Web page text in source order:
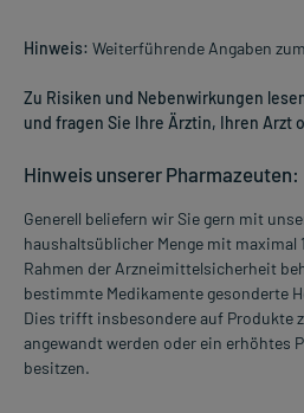
Hinweis: Weiterführende Angaben
Zu Risiken und Nebenwirkungen
und fragen Sie Ihre Ärztin, Ihren Arzt
Hinweis unserer Pharmazeuten:
Generell beliefern wir Sie gern mit
haushaltsüblicher Menge mit maximal
Rahmen der Arzneimittelsicherheit
bestimmte Medikamente gesonderte
Dies trifft insbesondere auf Produkte
angewandt werden oder ein erhöhtes
besitzen.